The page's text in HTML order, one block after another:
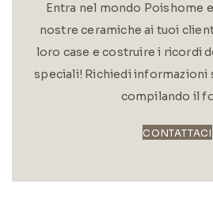
Entra nel mondo Poishome
nostre ceramiche ai tuoi
loro case e costruire i ricordi
speciali! Richiedi informazioni
compilando il
CONTATTACI